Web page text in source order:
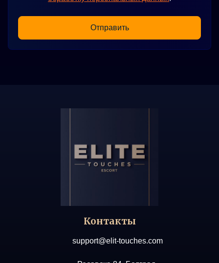
Отправить
Контакты
support@elit-touches.com